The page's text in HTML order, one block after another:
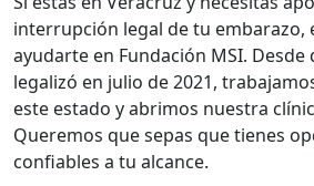
interrupción legal de tu embarazo,
ayudarte en Fundación MSI.
legalizó en julio de 2021,
este estado y abrimos nuestra
Queremos que sepas que tienes
confiables a tu alcance.